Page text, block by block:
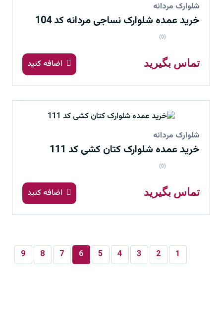
شلوارک مردانه
خرید عمده شلوارک نساجی مردانه کد 104
(0)
تماس بگیرید اضافه کنید
شلوارک مردانه
خرید عمده شلوارک کتان کشی کد 111
(0)
تماس بگیرید اضافه کنید
1
2
3
4
5
6
7
8
9